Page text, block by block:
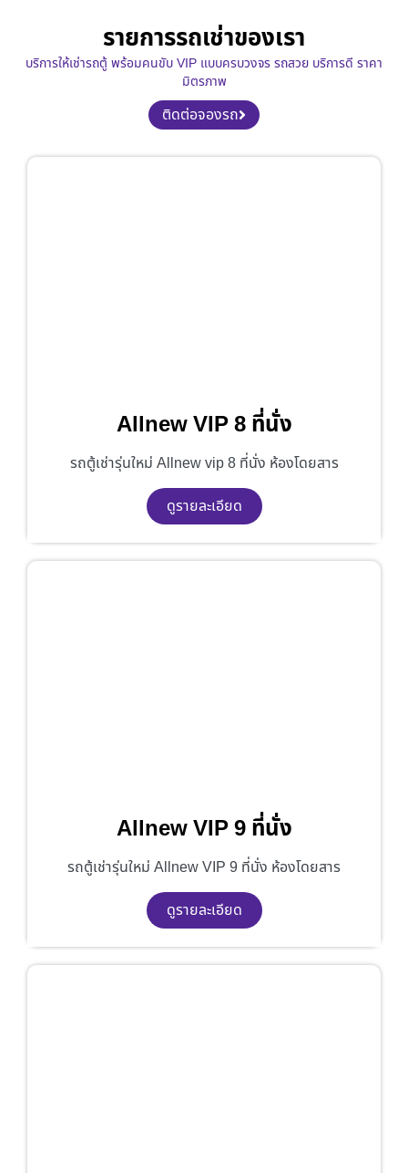
รายการรถเช่าของเรา
บริการให้เช่ารถตู้ พร้อมคนขับ VIP แบบครบวงจร รถสวย บริการดี ราคา
มิตรภาพ
ติดต่อจองรถ
Allnew VIP 8 ที่นั่ง
รถตู้เช่ารุ่นใหม่ Allnew vip 8 ที่นั่ง ห้องโดยสาร
ดูรายละเอียด
Allnew VIP 9 ที่นั่ง
รถตู้เช่ารุ่นใหม่ Allnew VIP 9 ที่นั่ง ห้องโดยสาร
ดูรายละเอียด